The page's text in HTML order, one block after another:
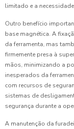
limitado e a
Outro benefício
base magnética. A
da ferramenta, mas
firmemente presa à
mãos, minimizando a
inesperados da
com recursos de
sistemas de
segurança durante a
A manutenção da